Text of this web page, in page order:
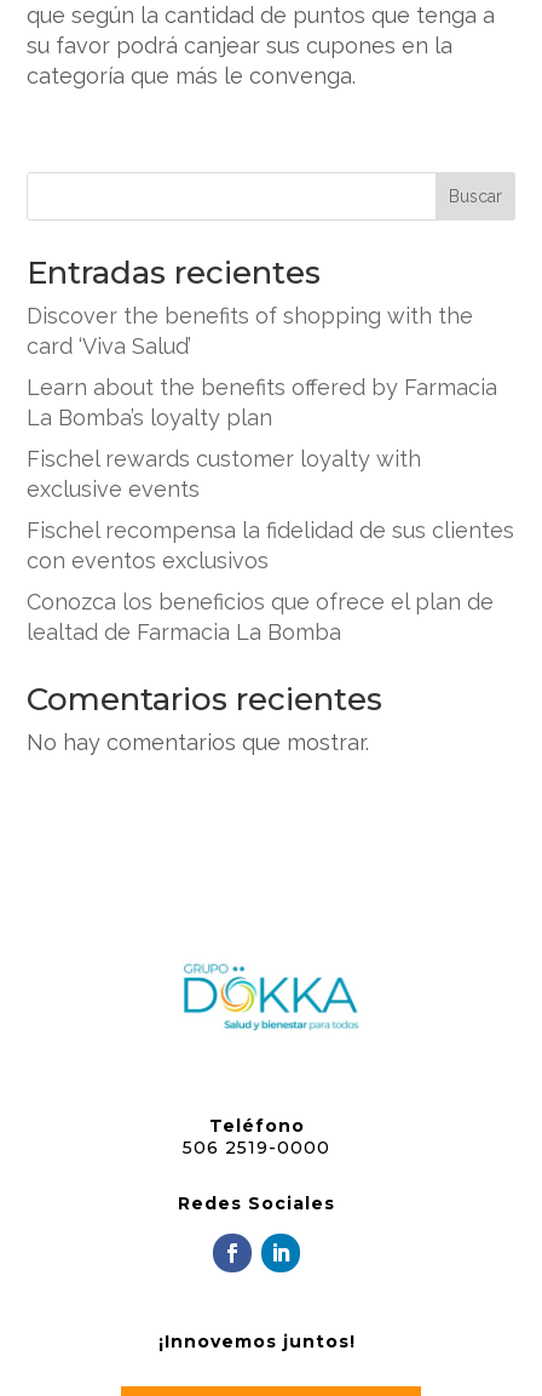
que según la cantidad de puntos que tenga a
su favor podrá canjear sus cupones en la
categoría que más le convenga.
Buscar
Entradas recientes
Discover the benefits of shopping with the
card ‘Viva Salud’
Learn about the benefits offered by Farmacia
La Bomba’s loyalty plan
Fischel rewards customer loyalty with
exclusive events
Fischel recompensa la fidelidad de sus clientes
con eventos exclusivos
Conozca los beneficios que ofrece el plan de
lealtad de Farmacia La Bomba
Comentarios recientes
No hay comentarios que mostrar.
Teléfono
506 2519-0000
Redes Sociales
¡Innovemos juntos!